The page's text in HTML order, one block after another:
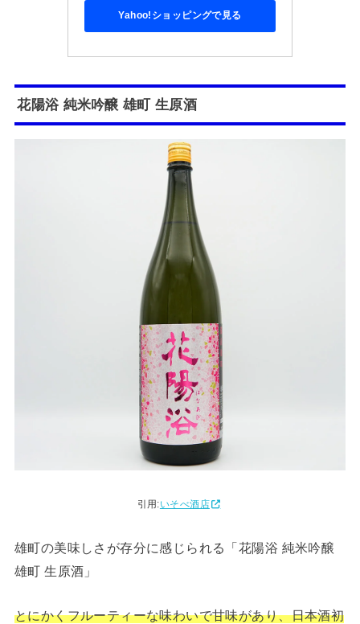
Yahoo!ショッピングで見る
花陽浴 純米吟醸 雄町 生原酒
引用:いそべ酒店
雄町の美味しさが存分に感じられる「花陽浴 純米吟醸
雄町 生原酒」
とにかくフルーティーな味わいで甘味があり、日本酒初